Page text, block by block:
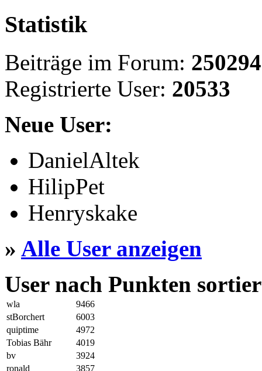
Statistik
Beiträge im Forum: 250294
Registrierte User: 20533
Neue User:
DanielAltek
HilipPet
Henryskake
» Alle User anzeigen
User nach Punkten
wla
9466
stBorchert
6003
quiptime
4972
Tobias Bähr
4019
bv
3924
ronald
3857